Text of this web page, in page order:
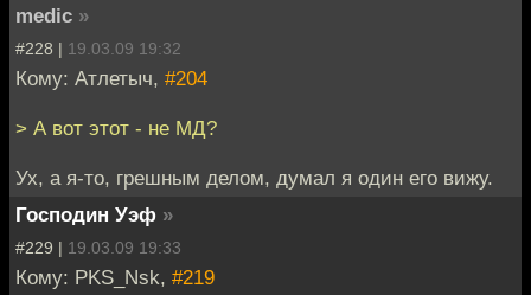
medic »
#228 | 19.03.09 19:32
Кому: Атлетыч, #204
> А вот этот - не МД?
Ух, а я-то, грешным делом, думал я один его вижу.
Господин Уэф »
#229 | 19.03.09 19:33
Кому: PKS_Nsk, #219